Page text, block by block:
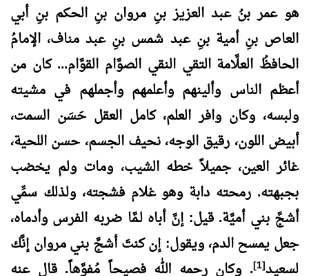
هو عمر بنُ عبد العزيز بنِ مروان بنِ الحكم بنِ أبي
العاص بنِ أمية بنِ عبد شمس بنِ عبد مناف، الإمامُ
الحافظُ العلَّامة التقي النقي الصوَّام القوَّام... كان من
أعظم الناس وألينهم وأعلمهم وأجملهم في مشيته
ولبسه، وكان وافر العلم، كامل العقل حَسَن السمت،
أبيض اللون، رقيق الوجه، نحيف الجسم، حسن اللحية،
غائر العين، جميلاً خطه الشيب، ومات ولم يخضب
بجبهته. رمحته دابة وهو غلام فشجته، ولذلك سمِّي
أشجَّ بني أميَّة. قيل: إنَّ أباه لـمَّا ضربه الفرس وأدماه،
جعل يمسح الدم، ويقول: إن كنتَ أشجَّ بني مروان إنَّك
لسعيد[1] . وكان رحمه الله فصيحاً مُفوَّهاً. قال عنه